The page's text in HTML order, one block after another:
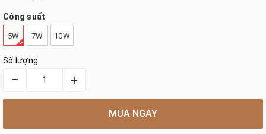
Công suất
5W 7W 10W
Số lượng
– +
MUA NGAY